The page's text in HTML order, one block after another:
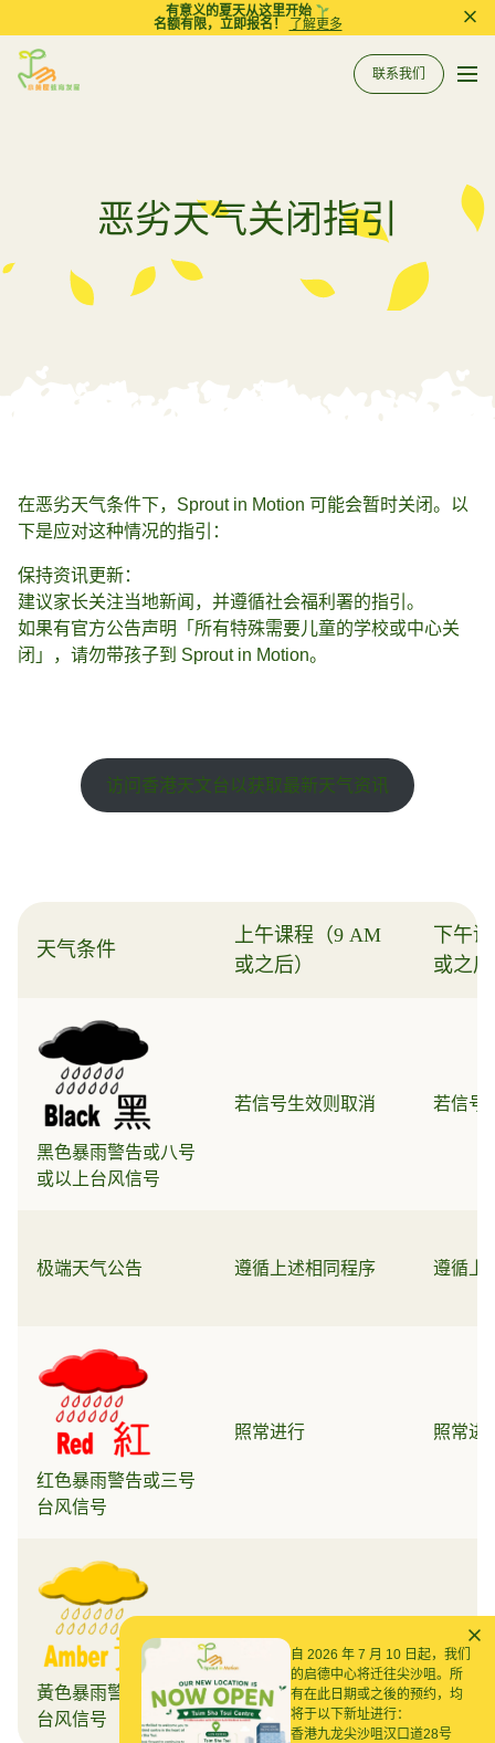
有意义的夏天从这里开始
名额有限，立即报名！
了解更多
Sprout in Motion
联系我们
所有服务
评估
相关资讯
自 2026 年 7 月 10 日起，我们
的启德中心将迁往尖沙咀。所
有在此日期或之後的预约，均
将于以下新址进行：
香港九龙尖沙咀汉口道28号
恶劣天气关闭指引
在恶劣天气条件下，Sprout in Motion 可能会暂时关闭。以
下是应对这种情况的指引：
保持资讯更新：
建议家长关注当地新闻，并遵循社会福利署的指引。
如果有官方公告声明「所有特殊需要儿童的学校或中心关
闭」，请勿带孩子到 Sprout in Motion。
访问香港天文台以获取最新天气资讯
天气条件
上午课程（9 AM
或之后）
下午
或之
黑色暴雨警告或八号
或以上台风信号
若信号生效则取消 若信号
极端天气公告 遵循上述相同程序 遵循上
红色暴雨警告或三号
台风信号
照常进行 照常进
黃色暴雨警告或一号
台风信号
照常进行 照常进